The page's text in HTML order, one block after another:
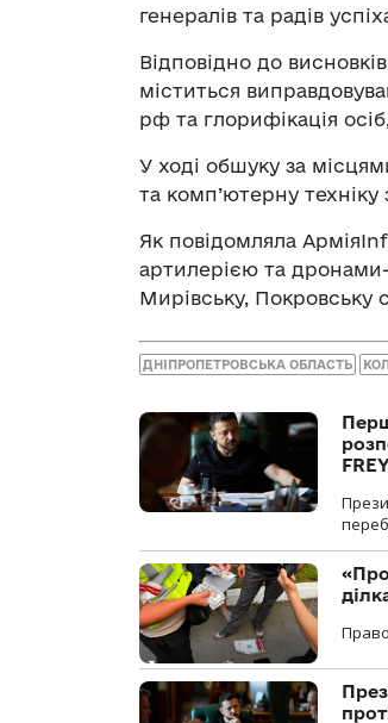
генералів та радів
Відповідно до
міститься
рф та глорифікація
У ході обшуку за
та комп’ютерну техніку
Як повідомляла
артилерією та
Мирівську, Покровську
ДНІПРОПЕТРОВСЬКА ОБЛАСТЬ